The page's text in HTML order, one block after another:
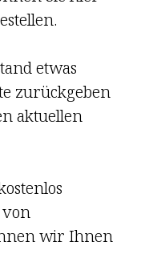
etwas
zurückgeben
aktuellen
von
wir Ihnen